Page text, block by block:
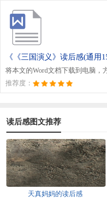
《《三国演义》读后感(通用
将本文的Word文档下载到电脑，
推荐度：
读后感图文推荐
天真妈妈的读后感